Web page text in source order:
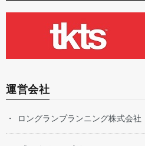
運営会社
ロングランプランニング株式会社